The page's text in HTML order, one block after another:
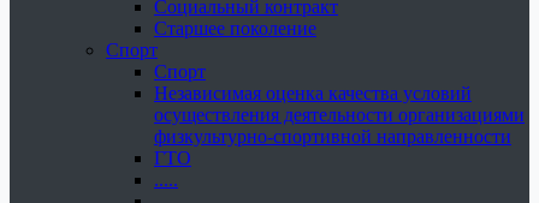
Социальный контракт
Старшее поколение
Спорт
Спорт
Независимая оценка качества условий
осуществления деятельности организациями
физкультурно-спортивной направленности
ГТО
.....